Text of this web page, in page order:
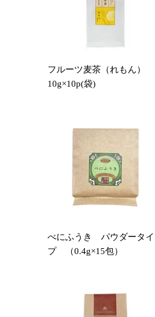
フルーツ麦茶（れもん）
10g×10p(袋)
べにふうき パウダータイ
プ （0.4g×15包）